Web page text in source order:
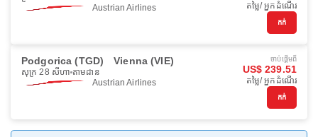
Austrian Airlines
តម្លៃ/ អ្នកដំណើរ
កក់
Podgorica (TGD) Vienna (VIE)
សុក្រ 28 សីហា តាមដាន
Austrian Airlines
ចាប់ផ្ដើមពី
US$ 239.51
តម្លៃ/ អ្នកដំណើរ
កក់